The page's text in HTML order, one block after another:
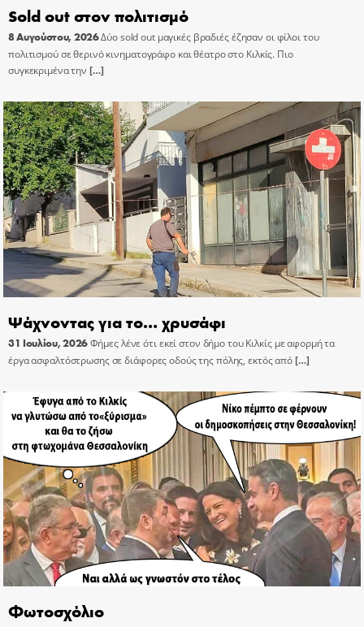
Sold out στον πολιτισμό
8 Αυγούστου, 2026Δύο sold out μαγικές βραδιές έζησαν οι φίλοι του
πολιτισμού σε θερινό κινηματογράφο και θέατρο στο Κιλκίς. Πιο
συγκεκριμένα την […]
Ψάχνοντας για το… χρυσάφι
31 Ιουλίου, 2026Φήμες λένε ότι εκεί στον δήμο του Κιλκίς με αφορμή τα
έργα ασφαλτόστρωσης σε διάφορες οδούς της πόλης, εκτός από[…]
Φωτοσχόλιο